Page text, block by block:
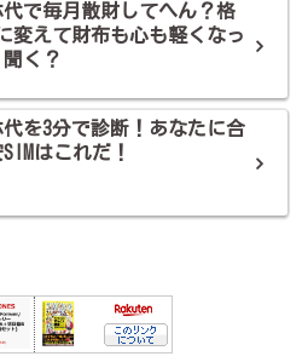
代で毎月散財してへん？格
変えて財布も心も軽くなっ
く？
代を3分で診断！あなたに合
はこれだ！